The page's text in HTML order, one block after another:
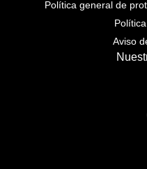
Política general de
Aviso